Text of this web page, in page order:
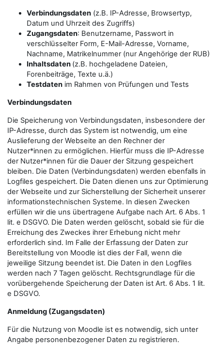
Verbindungsdaten (z.B. IP-Adresse, Browsertyp,
Datum und Uhrzeit des Zugriffs)
Zugangsdaten: Benutzername, Passwort in
verschlüsselter Form, E-Mail-Adresse, Vorname,
Nachname, Matrikelnummer (nur Angehörige der RUB)
Inhaltsdaten (z.B. hochgeladene Dateien,
Forenbeiträge, Texte u.ä.)
Testdaten im Rahmen von Prüfungen und Tests
Verbindungsdaten
Die Speicherung von Verbindungsdaten, insbesondere der
IP-Adresse, durch das System ist notwendig, um eine
Auslieferung der Webseite an den Rechner der
Nutzer*innen zu ermöglichen. Hierfür muss die IP-Adresse
der Nutzer*innen für die Dauer der Sitzung gespeichert
bleiben. Die Daten (Verbindungsdaten) werden ebenfalls in
Logfiles gespeichert. Die Daten dienen uns zur Optimierung
der Webseite und zur Sicherstellung der Sicherheit unserer
informationstechnischen Systeme. In diesen Zwecken
erfüllen wir die uns übertragene Aufgabe nach Art. 6 Abs. 1
lit. e DSGVO. Die Daten werden gelöscht, sobald sie für die
Erreichung des Zweckes ihrer Erhebung nicht mehr
erforderlich sind. Im Falle der Erfassung der Daten zur
Bereitstellung von Moodle ist dies der Fall, wenn die
jeweilige Sitzung beendet ist. Die Daten in den Logfiles
werden nach 7 Tagen gelöscht. Rechtsgrundlage für die
vorübergehende Speicherung der Daten ist Art. 6 Abs. 1 lit.
e DSGVO.
Anmeldung (Zugangsdaten)
Für die Nutzung von Moodle ist es notwendig, sich unter
Angabe personenbezogener Daten zu registrieren.